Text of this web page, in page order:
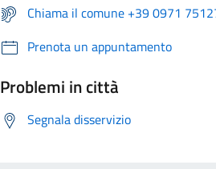
Chiama il comune +39 0971
Prenota un appuntamento
Problemi in città
Segnala disservizio